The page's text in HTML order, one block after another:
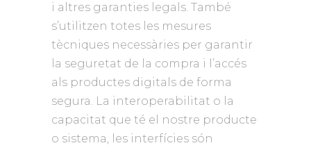
i altres garanties legals. També
s’utilitzen totes les mesures
tècniques necessàries per garantir
la seguretat de la compra i l’accés
als productes digitals de forma
segura. La interoperabilitat o la
capacitat que té el nostre producte
o sistema, les interfícies són